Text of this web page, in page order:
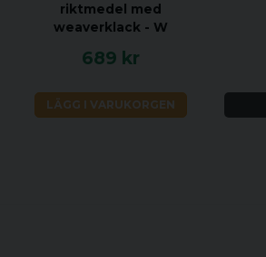
riktmedel med
weaverklack - W
689 kr
LÄGG I VARUKORGEN